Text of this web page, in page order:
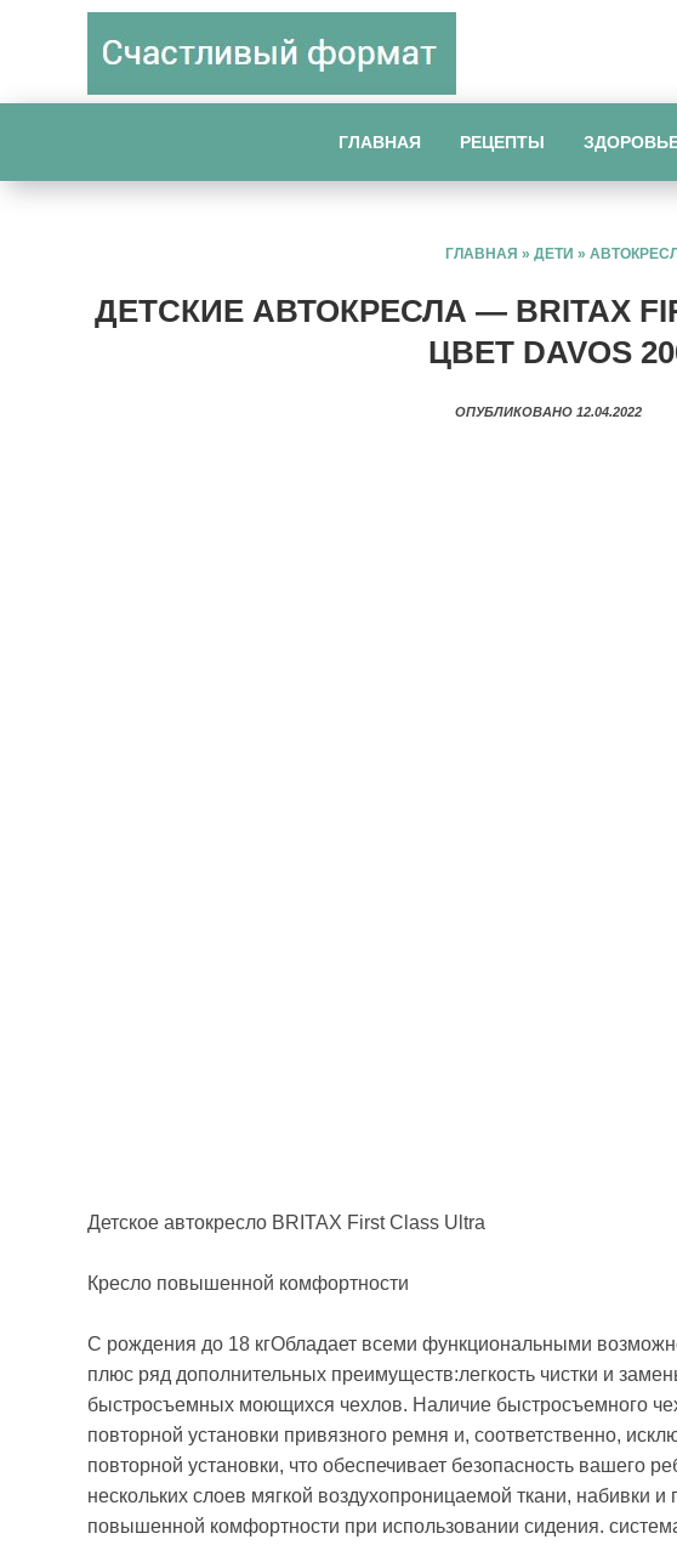
ГЛАВНАЯ РЕЦЕПТЫ
ГЛАВНАЯ » ДЕТИ »
ДЕТСКИЕ АВТОКРЕСЛА — BRITAX
ЦВЕТ DAVOS
ОПУБЛИКОВАНО 12.04.2022
Детское автокресло BRITAX First Class Ultra
Кресло повышенной комфортности
С рождения до 18 кгОбладает всеми функциональными
плюс ряд дополнительных преимуществ:легкость чистки и
быстросъемных моющихся чехлов. Наличие быстросъемного
повторной установки привязного ремня и, соответственно,
повторной установки, что обеспечивает безопасность вашего
нескольких слоев мягкой воздухопроницаемой ткани, набивки и
повышенной комфортности при использовании сидения.